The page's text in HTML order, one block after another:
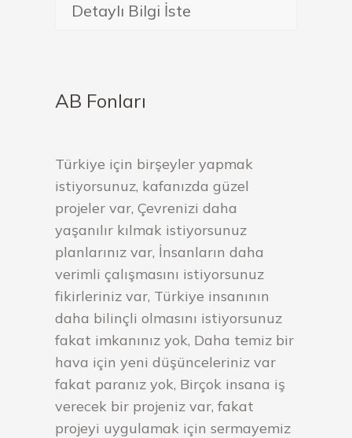
Detaylı Bilgi İste
AB Fonları
Türkiye için birşeyler yapmak
istiyorsunuz, kafanızda güzel
projeler var, Çevrenizi daha
yaşanılır kılmak istiyorsunuz
planlarınız var, İnsanların daha
verimli çalışmasını istiyorsunuz
fikirleriniz var, Türkiye insanının
daha bilinçli olmasını istiyorsunuz
fakat imkanınız yok, Daha temiz bir
hava için yeni düşünceleriniz var
fakat paranız yok, Birçok insana iş
verecek bir projeniz var, fakat
projeyi uygulamak için sermayemiz